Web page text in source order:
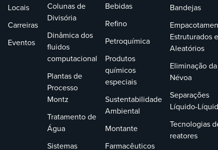
solda e
As
podem
Locais
Carreiras
Eventos
Colunas de
Divisória
Dinâmica dos
fluidos
computacional
Plantas de
Processo
Montz
Tratamento de
Água
Sistemas
Bebidas
Refino
Petroquímica
Produtos
químicos
especiais
Sustentabilidade
Ambiental
Montante
Farmacêuticos
Bandejas
Estruturados e
Aleatórios
Eliminação da
Névoa
Separações
Líquido-
Tecnologias
reatores